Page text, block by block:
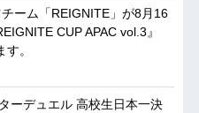
ーム「REIGNITE」が8月16
CUP APAC vol.3』
。
ーデュエル 高校生日本一決